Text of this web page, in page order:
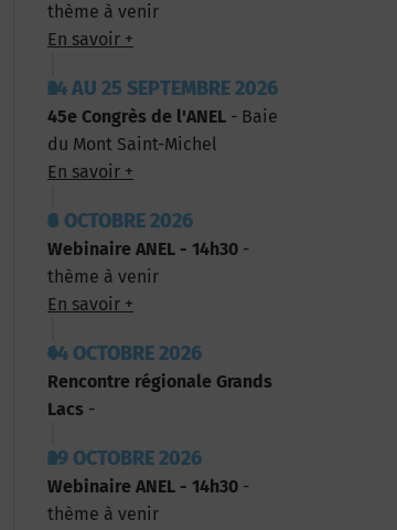
thème à venir
En savoir +
24 AU 25 SEPTEMBRE 2026
45e Congrès de l'ANEL - Baie
du Mont Saint-Michel
En savoir +
8 OCTOBRE 2026
Webinaire ANEL - 14h30 -
thème à venir
En savoir +
14 OCTOBRE 2026
Rencontre régionale Grands
Lacs -
29 OCTOBRE 2026
Webinaire ANEL - 14h30 -
thème à venir